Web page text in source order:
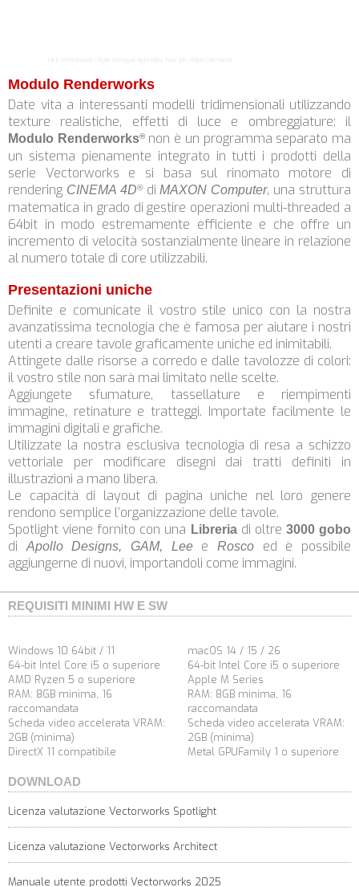
Nick Whitehouse | Kylie Minogue Aphrodite Tour (ph. Ralph Larmann)
Modulo Renderworks
Date vita a interessanti modelli tridimensionali utilizzando
texture realistiche, effetti di luce e ombreggiature: il
Modulo Renderworks®non è un programma separato ma
un sistema pienamente integrato in tutti i prodotti della
serie Vectorworks e si basa sul rinomato motore di
rendering CINEMA 4D®diMAXON Computer, una struttura
matematica in grado di gestire operazioni multi-threaded a
64bit in modo estremamente efficiente e che offre un
incremento di velocità sostanzialmente lineare in relazione
al numero totale di core utilizzabili.
Presentazioni uniche
Definite e comunicate il vostro stile unico con la nostra
avanzatissima tecnologia che è famosa per aiutare i nostri
utenti a creare tavole graficamente uniche ed inimitabili.
Attingete dalle risorse a corredo e dalle tavolozze di colori:
il vostro stile non sarà mai limitato nelle scelte.
Aggiungete sfumature, tassellature e riempimenti
immagine, retinature e tratteggi. Importate facilmente le
immagini digitali e grafiche.
Utilizzate la nostra esclusiva tecnologia di resa a schizzo
vettoriale per modificare disegni dai tratti definiti in
illustrazioni a mano libera.
Le capacità di layout di pagina uniche nel loro genere
rendono semplice l’organizzazione delle tavole.
Spotlight viene fornito con una Libreriadi oltre 3000 gobo
diApollo Designs, GAM, LeeeRosco
ed è possibile
aggiungerne di nuovi, importandoli come immagini.
REQUISITI MINIMI HW E SW
Windows 10 64bit / 11
64-bit Intel Core i5 o superiore
AMD Ryzen 5 o superiore
RAM: 8GB minima, 16
raccomandata
Scheda video accelerata VRAM:
2GB (minima)
DirectX 11 compatibile
macOS 14 / 15 / 26
64-bit Intel Core i5 o superiore
Apple M Series
RAM: 8GB minima, 16
raccomandata
Scheda video accelerata VRAM:
2GB (minima)
Metal GPUFamily 1 o superiore
DOWNLOAD
Licenza valutazione Vectorworks Spotlight
Licenza valutazione Vectorworks Architect
Manuale utente prodotti Vectorworks 2025